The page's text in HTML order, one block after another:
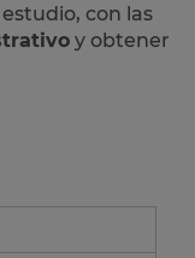
con las
y obtener